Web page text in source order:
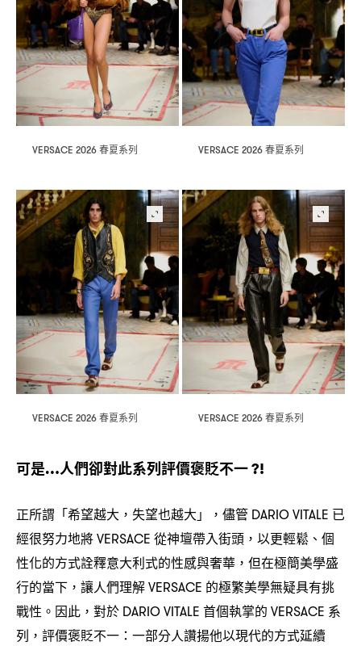
VERSACE 2026春夏系列 VERSACE 2026春夏系列
VERSACE 2026春夏系列 VERSACE 2026春夏系列
可是…人們卻對此系列評價褒貶不一?!
正所謂「希望越大 ， 失望也越大」 ， 儘管 DARIO VITALE 已
經很努力地將VERSACE 從神壇帶入街頭 ， 以更輕鬆、個
性化的方式詮釋意大利式的性感與奢華 ， 但在極簡美學盛
行的當下 ， 讓人們理解VERSACE 的極繁美學無疑具有挑
戰性。因此 ， 對於 DARIO VITALE 首個執掌的 VERSACE 系
列 ， 評價褒貶不一 ： 一部分人讚揚他以現代的方式延續